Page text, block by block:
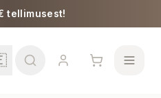
tellimusest!